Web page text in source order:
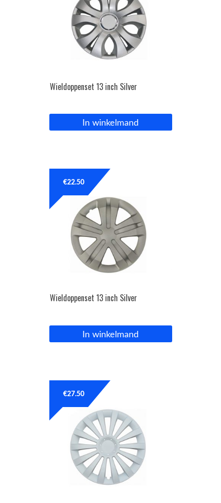
Wieldoppenset 13 inch Silver
In winkelmand
Wieldoppenset 13 inch Silver
€22.50
In winkelmand
€27.50